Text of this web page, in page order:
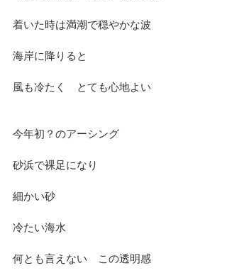
着いた時は満潮で穏やかな波
海岸に降りると
風も冷たく　とても心地よい
今年初？のアーシング
砂浜で裸足になり
細かい砂
冷たい海水
何とも言えない　この透明感